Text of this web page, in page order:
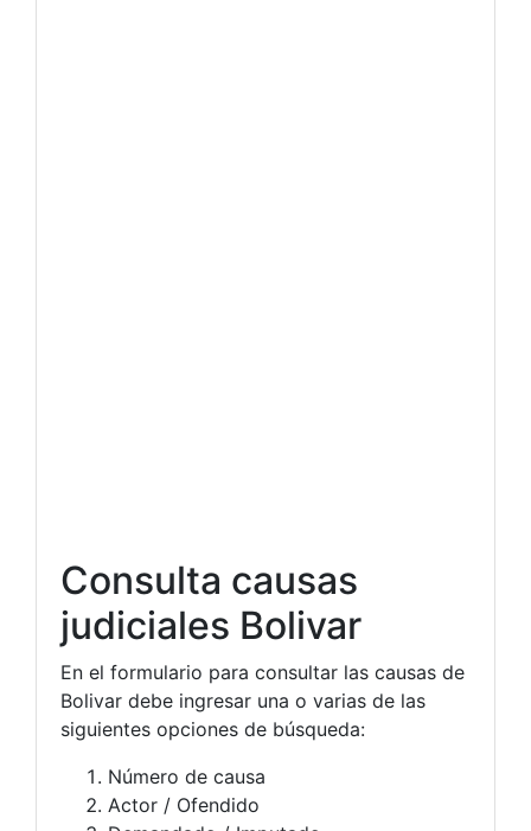
Consulta causas
judiciales Bolivar
En el formulario para consultar las causas de
Bolivar debe ingresar una o varias de las
siguientes opciones de búsqueda:
Número de causa
Actor / Ofendido